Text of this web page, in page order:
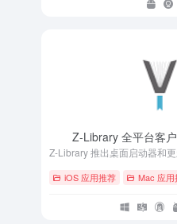
Z-Library 全平台客
iOS 应用推荐 Mac 应用